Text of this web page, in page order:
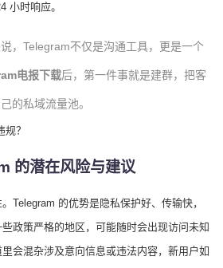
小时响应。
，Telegram不仅是沟通工具，更是一个
电报下载后，第一件事就是建群，把客
的私域流量池。
的潜在风险与建议
Telegram 的优势是隐私保护好、传输快，
政策严格的地区，可能随时会出现访问未知
会混杂涉及意向信息或违法内容，新用户如